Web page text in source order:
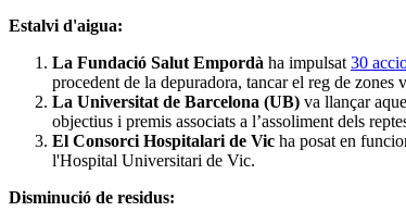
Estalvi d'aigua:
La Fundació Salut Empordà ha impulsat 30
procedent de la depuradora, tancar el reg de zones
La Universitat de Barcelona (UB) va llançar
objectius i premis associats a l’assoliment dels
El Consorci Hospitalari de Vic ha posat en
l'Hospital Universitari de Vic.
Disminució de residus: